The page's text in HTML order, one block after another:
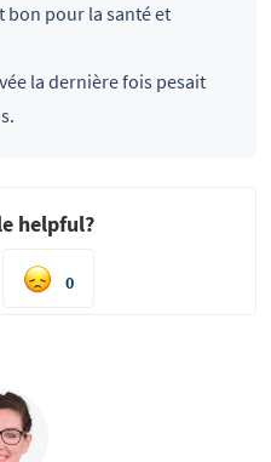
bon pour la santé et
la dernière fois pesait
helpful?
0